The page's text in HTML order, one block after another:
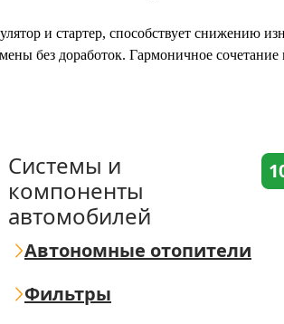
и стартер, способствует снижению
без доработок. Гармоничное
Системы и
компоненты
автомобилей
Автономные отопители
Фильтры